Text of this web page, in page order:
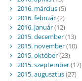
2016. március(5)
2016. február(2)
2016. január(12)
2015. december(13)
2015. november(10)
2015. október(23)
2015. szeptember(17)
2015. augusztus(27)